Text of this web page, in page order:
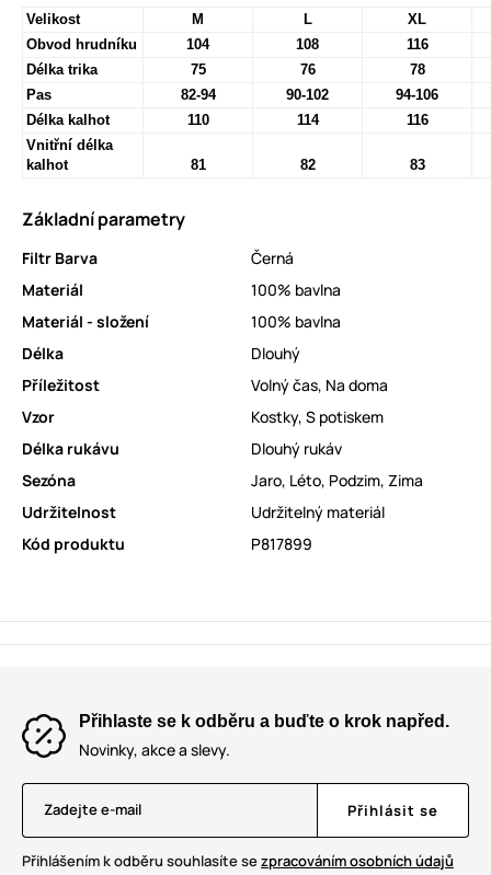
Velikost M L
XL
Obvod hrudníku
104 108
116
Délka trika
75 76
78
Pas
82-94 90-102
94-106
Délka kalhot
110 114
116
Vnitřní délka
kalhot
81 82 83
Základní parametry
Filtr Barva
Černá
Materiál
100% bavlna
Materiál - složení
100% bavlna
Délka
Dlouhý
Příležitost
Volný čas, Na doma
Vzor
Kostky, S potiskem
Délka rukávu
Dlouhý rukáv
Sezóna
Jaro, Léto, Podzim, Zima
Udržitelnost
Udržitelný materiál
Kód produktu
P817899
Přihlaste se k odběru a buďte o krok napřed.
Novinky, akce a slevy.
Zadejte e-mail Přihlásit se
Přihlášením k odběru souhlasíte sezpracováním osobních údajů